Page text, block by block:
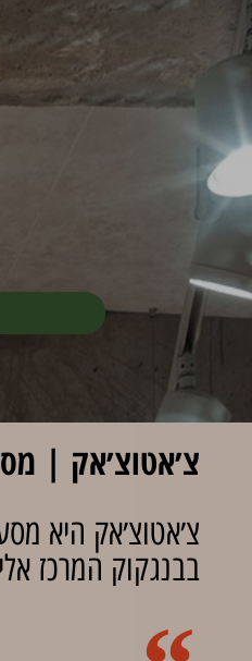
צ׳אטוצ׳אק |
צ׳אטוצ׳אק היא
בבנגקוק המרכז